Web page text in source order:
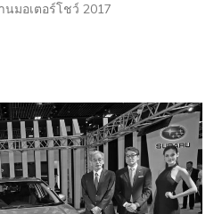
มอเตอร์โชว์ 2017